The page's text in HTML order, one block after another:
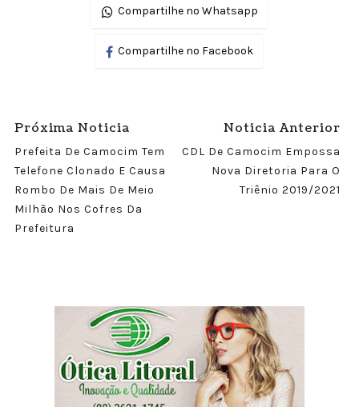
Compartilhe no Whatsapp
Compartilhe no Facebook
Próxima Noticia
Prefeita De Camocim Tem
Telefone Clonado E Causa
Rombo De Mais De Meio
Milhão Nos Cofres Da
Prefeitura
Noticia Anterior
CDL De Camocim Empossa
Nova Diretoria Para O
Triênio 2019/2021